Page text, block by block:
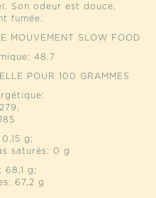
Son odeur est douce,
fumée.
MOUVEMENT SLOW FOOD
48,7
POUR 100 GRAMMES
0,15 g;
saturés: 0 g
68,1 g;
67,2 g